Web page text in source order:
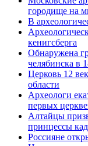
городище на
В
кенигсберга
Обнаружена
челябинска в
Церковь 12
области
Археологи
первых
Алтайцы
принцессы
Россияне